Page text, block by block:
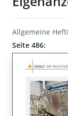
Allgemeine
Seite 486: